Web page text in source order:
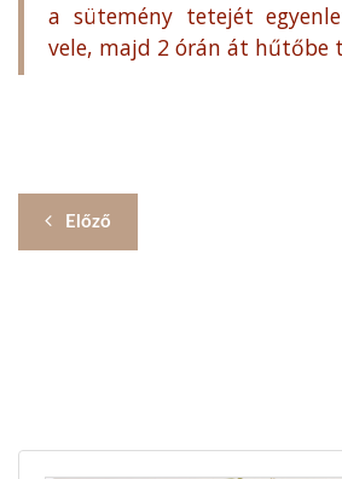
a sütemény tetejét
vele, majd 2 órán át hűtőbe
Előző